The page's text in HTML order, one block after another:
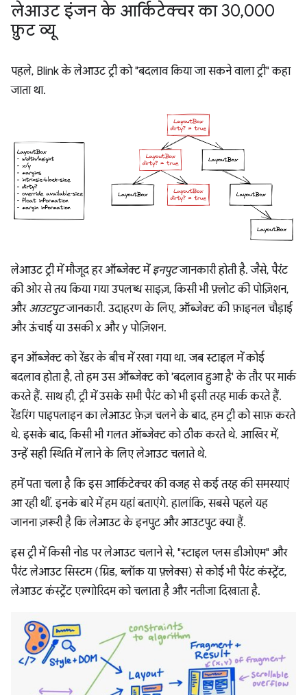
लेआउट इंजन के आर्किटेक्चर का 30,000
फ़ुट व्यू
पहले, Blink के लेआउट ट्री को "बदलाव किया जा सकने वाला ट्री" कहा
जाता था.
लेआउट ट्री में मौजूद हर ऑब्जेक्ट मेंइनपुटजानकारी होती है. जैसे, पैरंट
की ओर से तय किया गया उपलब्ध साइज़, किसी भी फ़्लोट की पोज़िशन,
और आउटपुटजानकारी. उदाहरण के लिए, ऑब्जेक्ट की फ़ाइनल चौड़ाई
और ऊंचाई या उसकी x और y पोज़िशन.
इन ऑब्जेक्ट को रेंडर के बीच में रखा गया था. जब स्टाइल में कोई
बदलाव होता है, तो हम उस ऑब्जेक्ट को 'बदलाव हुआ है' के तौर पर मार्क
करते हैं. साथ ही, ट्री में उसके सभी पैरंट को भी इसी तरह मार्क करते हैं.
रेंडरिंग पाइपलाइन का लेआउट फ़ेज़ चलने के बाद, हम ट्री को साफ़ करते
थे. इसके बाद, किसी भी गलत ऑब्जेक्ट को ठीक करते थे. आखिर में,
उन्हें सही स्थिति में लाने के लिए लेआउट चलाते थे.
हमें पता चला है कि इस आर्किटेक्चर की वजह से कई तरह की समस्याएं
आ रही थीं. इनके बारे में हम यहां बताएंगे. हालांकि, सबसे पहले यह
जानना ज़रूरी है कि लेआउट के इनपुट और आउटपुट क्या हैं.
इस ट्री में किसी नोड पर लेआउट चलाने से, "स्टाइल प्लस डीओएम" और
पैरंट लेआउट सिस्टम (ग्रिड, ब्लॉक या फ़्लेक्स) से कोई भी पैरंट कंस्ट्रेंट,
लेआउट कंस्ट्रेंट एल्गोरिदम को चलाता है और नतीजा दिखाता है.